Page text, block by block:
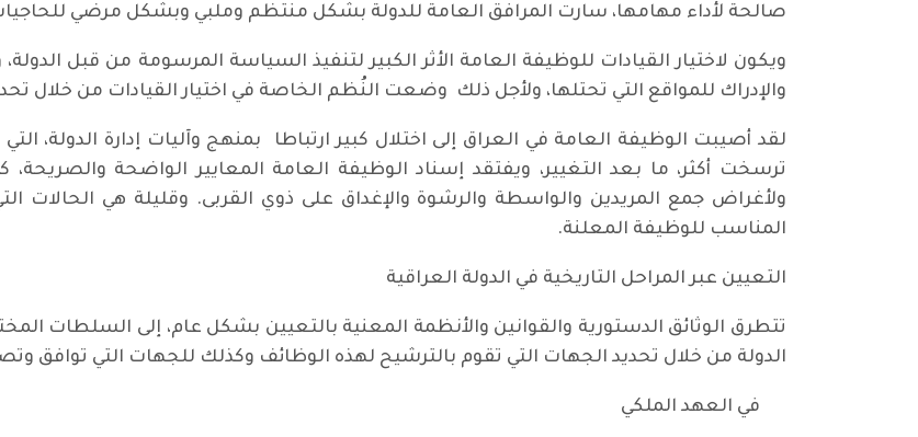
صالحة لأداء مهامها، سارت المرافق العامة للدولة بشكل منتظم وملبي وبشكل مرضي
ويكون لاختيار القيادات للوظيفة العامة الأثر الكبير لتنفيذ السياسة المرسومة من قبل
والإدراك للمواقع التي تحتلها، ولأجل ذلك وضعت النُظم الخاصة في اختيار القيادات من خلال
لقد أصيبت الوظيفة العامة في العراق إلى اختلال كبير ارتباطا بمنهج وآليات إدارة الدولة،
ترسخت أكثر، ما بعد التغيير، ويفتقد إسناد الوظيفة العامة المعايير الواضحة
ولأغراض جمع المريدين والواسطة والرشوة والإغداق على ذوي القربى. وقليلة هي الحالات
المناسب للوظيفة المعلنة.
التعيين عبر المراحل التاريخية في الدولة العراقية
تتطرق الوثائق الدستورية والقوانين والأنظمة المعنية بالتعيين بشكل عام، إلى السلطات
الدولة من خلال تحديد الجهات التي تقوم بالترشيح لهذه الوظائف وكذلك للجهات التي توافق
في العهد الملكي